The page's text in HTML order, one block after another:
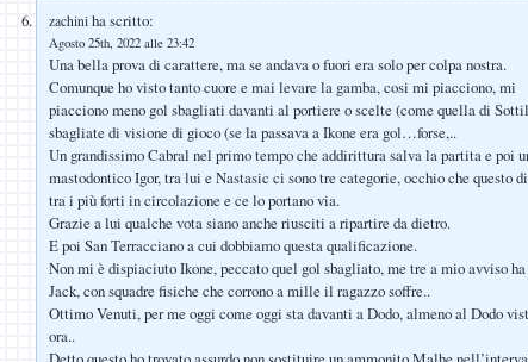
zachini ha scritto:
Agosto 25th, 2022 alle 23:42
Una bella prova di carattere, ma se andava o fuori era solo per colpa nostra.
Comunque ho visto tanto cuore e mai levare la gamba, cosi mi piacciono, mi
piacciono meno gol sbagliati davanti al portiere o scelte (come quella di
sbagliate di visione di gioco (se la passava a Ikone era gol…forse,..
Un grandissimo Cabral nel primo tempo che addirittura salva la partita e poi
mastodontico Igor, tra lui e Nastasic ci sono tre categorie, occhio che questo
tra i più forti in circolazione e ce lo portano via.
Grazie a lui qualche vota siano anche riusciti a ripartire da dietro.
E poi San Terracciano a cui dobbiamo questa qualificazione.
Non mi è dispiaciuto Ikone, peccato quel gol sbagliato, me tre a mio avviso
Jack, con squadre fisiche che corrono a mille il ragazzo soffre..
Ottimo Venuti, per me oggi come oggi sta davanti a Dodo, almeno al Dodo
ora..